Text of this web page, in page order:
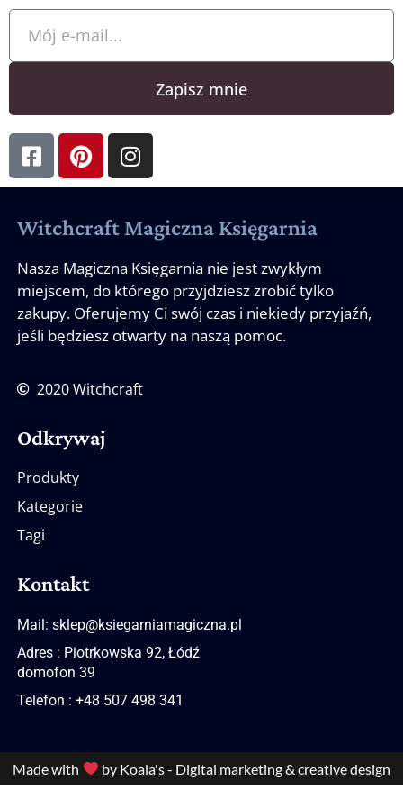
Zapisz mnie
Witchcraft Magiczna Księgarnia
Nasza Magiczna Księgarnia nie jest zwykłym
miejscem, do którego przyjdziesz zrobić tylko
zakupy. Oferujemy Ci swój czas i niekiedy przyjaźń,
jeśli będziesz otwarty na naszą pomoc.
2020 Witchcraft
Odkrywaj
Produkty
Kategorie
Tagi
Kontakt
Mail: sklep@ksiegarniamagiczna.pl
Adres : Piotrkowska 92, Łódź
domofon 39
Telefon : +48 507 498 341
Made with by Koala's - Digital marketing & creative design